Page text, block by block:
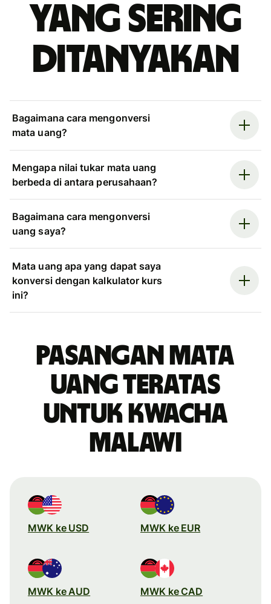
yang sering
ditanyakan
Bagaimana cara mengonversi
mata uang?
Mengapa nilai tukar mata uang
berbeda di antara perusahaan?
Bagaimana cara mengonversi
uang saya?
Mata uang apa yang dapat saya
konversi dengan kalkulator kurs
ini?
Pasangan mata
uang teratas
untuk kwacha
Malawi
MWK ke USD MWK ke EUR
MWK ke AUD MWK ke CAD